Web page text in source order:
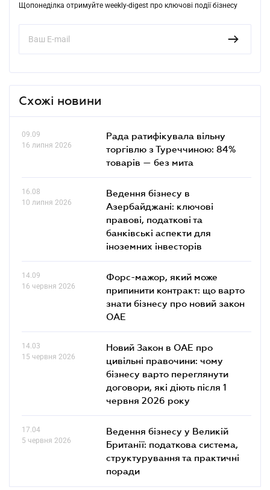
Щопонеділка отримуйте weekly-digest про ключові події бізнесу
Схожі новини
09.09
16 липня 2026
Рада ратифікувала вільну
торгівлю з Туреччиною: 84%
товарів — без мита
16.08
10 липня 2026
Ведення бізнесу в
Азербайджані: ключові
правові, податкові та
банківські аcпекти для
іноземних інвесторів
14.09
16 червня 2026
Форс-мажор, який може
припинити контракт: що варто
знати бізнесу про новий закон
ОАЕ
14.03
15 червня 2026
Новий Закон в ОАЕ про
цивільні правочини: чому
бізнесу варто переглянути
договори, які діють після 1
червня 2026 року
17.04
5 червня 2026
Ведення бізнесу у Великій
Британії: податкова система,
структурування та практичні
поради